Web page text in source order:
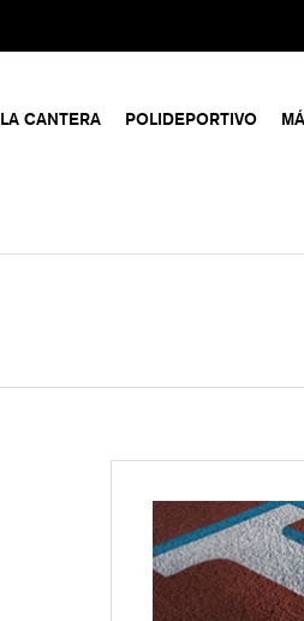
LA CANTERA POLIDEPORTIVO